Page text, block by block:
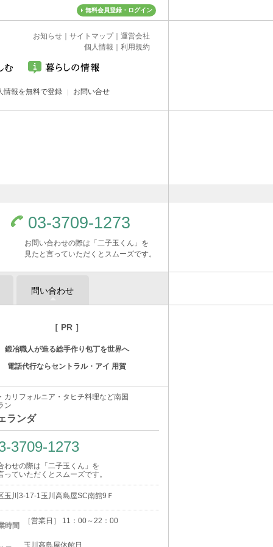
無料会員登録・ログイン
03-3709-1273
お問い合わせの際は「二子玉くん」を
見たと言っていただくとスムーズです。
問い合わせ
［ PR ］
鍛冶職人が造る総手作り包丁を世界へ
電話代行ならセントラル・アイ 用賀
カリフォルニア・タヒチ料理など南国
ン
ランダ
3709-1273
わせの際は「二子玉くん」を
っていただくとスムーズです。
玉川3-17-1玉川高島屋SC南館9Ｆ
時間
［営業日］ 11：00～22：00
玉川高島屋休館日
お知らせ サイトマップ｜ 運営会社
個人情報
利用規約
情報を無料で登録 お問い合せ